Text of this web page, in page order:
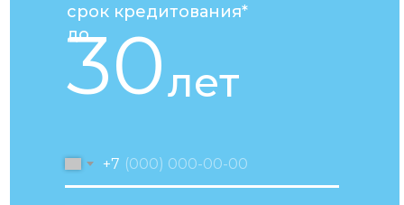
30
срок кредитования*
до
лет
+7